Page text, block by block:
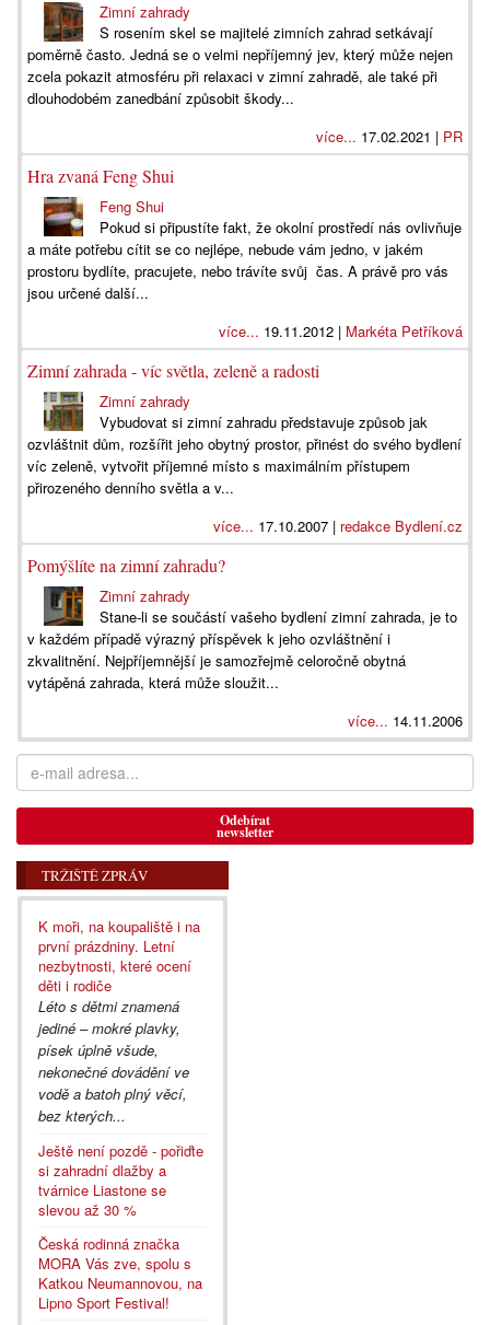
Zimní zahrady
S rosením skel se majitelé zimních zahrad setkávají
poměrně často. Jedná se o velmi nepříjemný jev, který může nejen
zcela pokazit atmosféru při relaxaci v zimní zahradě, ale také při
dlouhodobém zanedbání způsobit škody...
více... 17.02.2021 | PR
Hra zvaná Feng Shui
Feng Shui
Pokud si připustíte fakt, že okolní prostředí nás ovlivňuje
a máte potřebu cítit se co nejlépe, nebude vám jedno, v jakém
prostoru bydlíte, pracujete, nebo trávíte svůj čas. A právě pro vás
jsou určené další...
více... 19.11.2012 | Markéta Petříková
Zimní zahrada - víc světla, zeleně a radosti
Zimní zahrady
Vybudovat si zimní zahradu představuje způsob jak
ozvláštnit dům, rozšířit jeho obytný prostor, přinést do svého bydlení
víc zeleně, vytvořit příjemné místo s maximálním přístupem
přirozeného denního světla a v...
více... 17.10.2007 | redakce Bydlení.cz
Pomýšlíte na zimní zahradu?
Zimní zahrady
Stane-li se součástí vašeho bydlení zimní zahrada, je to
v každém případě výrazný příspěvek k jeho ozvláštnění i
zkvalitnění. Nejpříjemnější je samozřejmě celoročně obytná
vytápěná zahrada, která může sloužit...
více... 14.11.2006
Odebírat
newsletter
TRŽIŠTĚ ZPRÁV
K moři, na koupaliště i na
první prázdniny. Letní
nezbytnosti, které ocení
děti i rodiče
Léto s dětmi znamená
jediné – mokré plavky,
písek úplně všude,
nekonečné dovádění ve
vodě a batoh plný věcí,
bez kterých...
Ještě není pozdě - pořiďte
si zahradní dlažby a
tvárnice Liastone se
slevou až 30 %
Česká rodinná značka
MORA Vás zve, spolu s
Katkou Neumannovou, na
Lipno Sport Festival!